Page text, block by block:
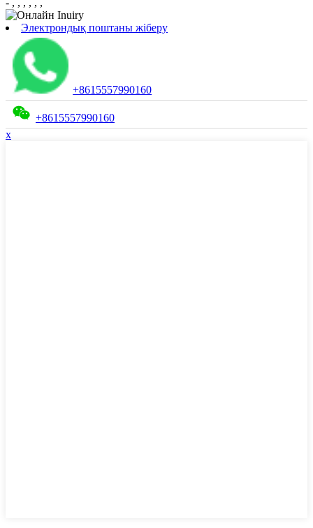
Электрондық поштаны жіберу
+8615557990160
+8615557990160
x